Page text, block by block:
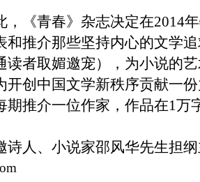
青春》杂志决定在2014年
和推介那些坚持内心的文学
读者取媚邀宠），为小说的
开创中国文学新秩序贡献一
推介一位作家，作品在1万
人、小说家邵风华先生担纲